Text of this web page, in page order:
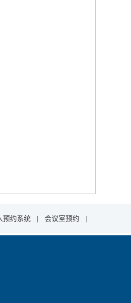
预约系统 | 会议室预约 |